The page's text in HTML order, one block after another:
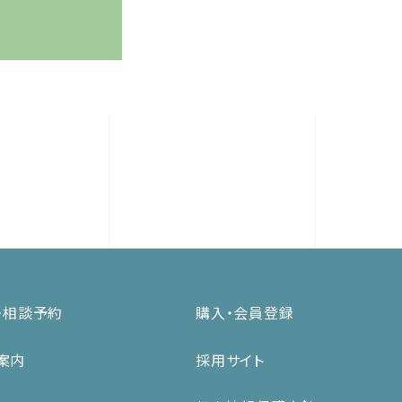
相談予約
内
購入・会員登録
採用サイト